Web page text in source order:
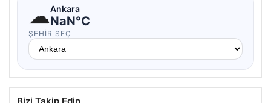
☁Ankara
NaN°C
ŞEHIR SEÇ